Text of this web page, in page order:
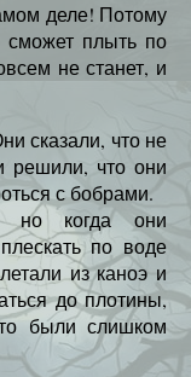
деле! Потому
сможет плыть по
не станет, и
сказали, что не
решили, что они
с бобрами.
но когда они
по воде
из каноэ и
до плотины,
были слишком